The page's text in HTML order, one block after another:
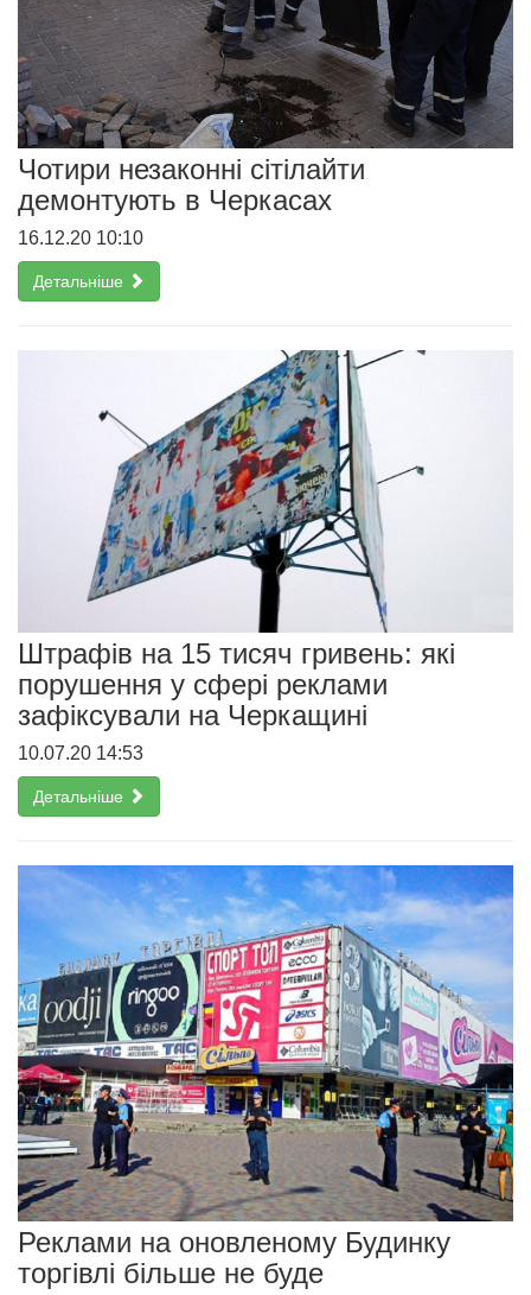
Чотири незаконні сітілайти
демонтують в Черкасах
16.12.20 10:10
Детальніше
Штрафів на 15 тисяч гривень: які
порушення у сфері реклами
зафіксували на Черкащині
10.07.20 14:53
Детальніше
Реклами на оновленому Будинку
торгівлі більше не буде